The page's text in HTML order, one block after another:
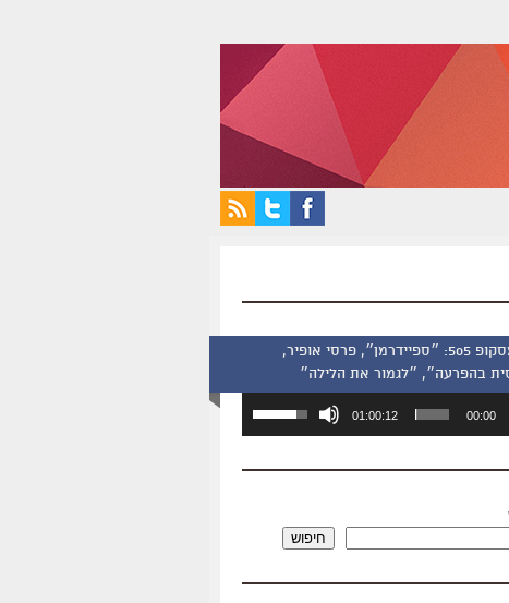
סינמסקופ 505: ״ספיידרמן״, פרסי אופיר,
בהפרעה״, ״לגמור את הלילה״
00:00
01:00:12
השתמש
כדי
שמע.
חיפוש